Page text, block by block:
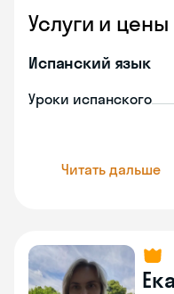
Услуги и цены
Испанский язык
Уроки испанского
Читать дальше